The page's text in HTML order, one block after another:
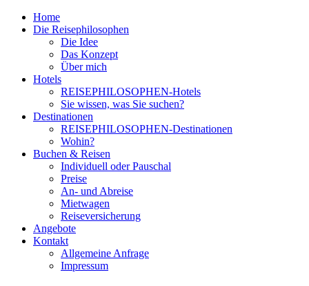
Home
Die Reisephilosophen
Die Idee
Das Konzept
Über mich
Hotels
REISEPHILOSOPHEN-Hotels
Sie wissen, was Sie suchen?
Destinationen
REISEPHILOSOPHEN-Destinationen
Wohin?
Buchen & Reisen
Individuell oder Pauschal
Preise
An- und Abreise
Mietwagen
Reiseversicherung
Angebote
Kontakt
Allgemeine Anfrage
Impressum